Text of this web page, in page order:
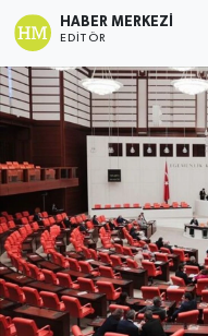
HABER MERKEZI
EDITÖR
Eğitim
Ekonomi
Eleman
Emlak
Gündem
Gurme
Haber Arşivi